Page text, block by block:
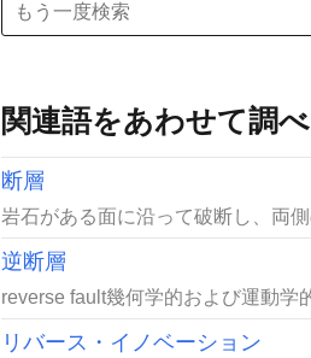
関連語をあわせて調
断層
岩石がある面に沿って破断し、両
逆断層
reverse fault幾何学的および運動学
リバース・イノベーション